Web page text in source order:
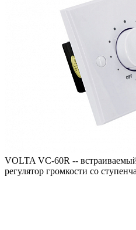
VOLTA VC-60R --
регулятор громкости со